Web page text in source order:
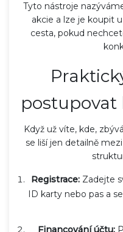
Tyto nástroje
akcie a lze je koupit
cesta, pokud
postupovat
Když už víte, kde,
se liší jen detailně
Registrace:Zadejte
ID karty nebo pas a
Financování účtu: